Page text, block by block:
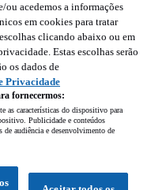
ou acedemos a informações
em cookies para tratar
clicando abaixo ou em
Estas escolhas serão
os dados de
Privacidade
fornecermos:
as características do dispositivo para
Publicidade e conteúdos
de audiência e desenvolvimento de